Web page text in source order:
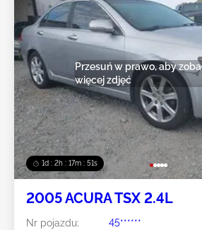
1d : 2h : 17m : 48s
Przesuń w prawo, aby
więcej zdjęć
2005 ACURA TSX 2.4L
Nr pojazdu:
45******